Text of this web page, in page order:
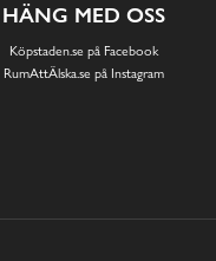
HÄNG MED OSS
Köpstaden.se på Facebook
RumAttÄlska.se på Instagram